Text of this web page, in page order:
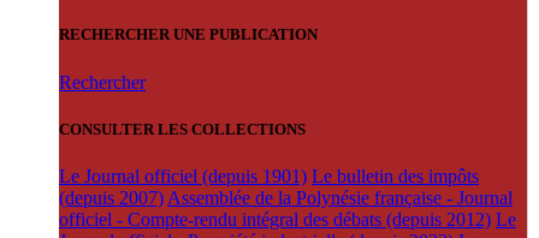
RECHERCHER UNE PUBLICATION
Rechercher
CONSULTER LES COLLECTIONS
Le Journal officiel (depuis 1901) Le bulletin des impôts
(depuis 2007) Assemblée de la Polynésie française - Journal
officiel - Compte-rendu intégral des débats (depuis 2012) Le